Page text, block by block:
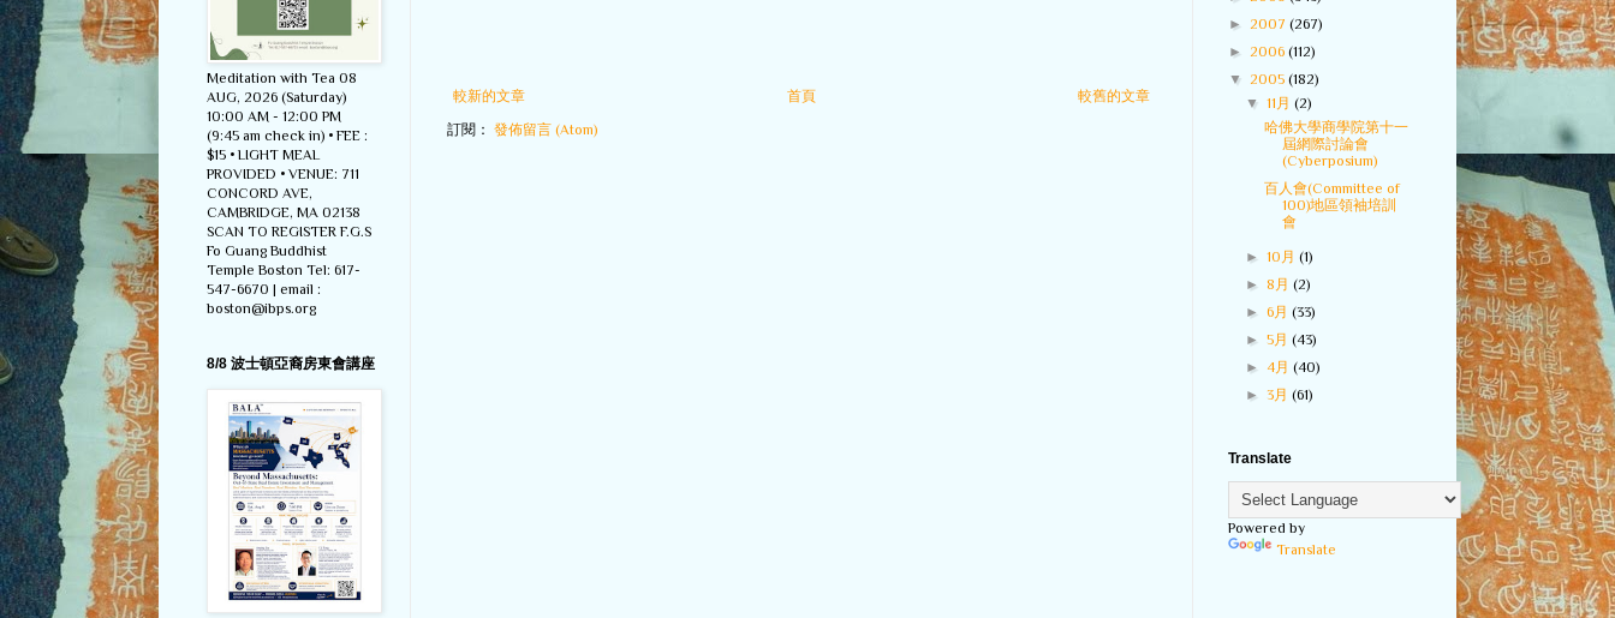
較新的文章 較舊的文章
首頁
訂閱： 發佈留言 (Atom)
Meditation with Tea 08
AUG, 2026 (Saturday)
10:00 AM - 12:00 PM
(9:45 am check in) • FEE :
$15 • LIGHT MEAL
PROVIDED • VENUE: 711
CONCORD AVE,
CAMBRIDGE, MA 02138
SCAN TO REGISTER F.G.S
Fo Guang Buddhist
Temple Boston Tel: 617-
547-6670 | email :
boston@ibps.org
8/8 波士頓亞裔房東會講座
► 2007 (267)
► 2006 (112)
▼ 2005 (182)
▼11月(2)
哈佛大學商學院第十一
屆網際討論會
(Cyberposium)
百人會(Committee of
100)地區領袖培訓
會
►10月(1)
► 8月(2)
►6月(33)
►5月(43)
► 4月(40)
►3月(61)
Translate
Powered by
Translate